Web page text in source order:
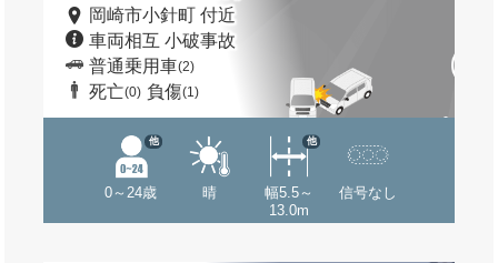
岡崎市小針町 付近
車両相互 小破事故
普通乗用車(2)
死亡(0) 負傷(1)
0～24歳
他
晴
幅5.5～
13.0m
他
信号なし